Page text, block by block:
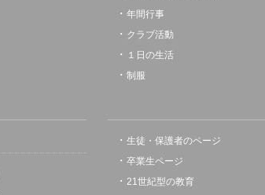
年間行事
クラブ活動
１日の生活
制服
生徒・保護者のページ
卒業生ページ
21世紀型の教育